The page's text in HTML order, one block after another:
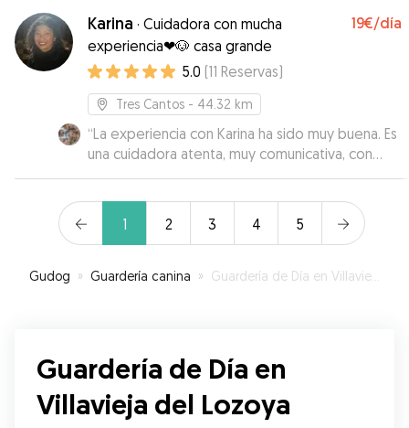
Karina · Cuidadora con mucha
experiencia❤🐶 casa grande
19€/día
5.0 (11 Reservas)
Tres Cantos - 44.32 km
“La experiencia con Karina ha sido muy buena. Es
una cuidadora atenta, muy comunicativa, con
experiencia y cercanía. Vive en una bonita casa,
regresado a casa muy feliz y contenta. Estoy
muy satisfecha de haberle dado a Sansa una muy
buena familia y repetiré, siempre que la
1 2 3 4 5
Gudog » Guardería canina » Guardería de Día en Villavieja del Lozoya
Guardería de Día en
Villavieja del Lozoya